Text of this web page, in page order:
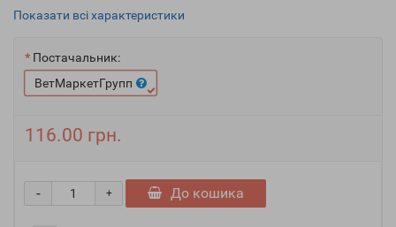
Показати всі характеристики
Постачальник:
ВетМаркетГрупп
116.00 грн.
+
- До кошика